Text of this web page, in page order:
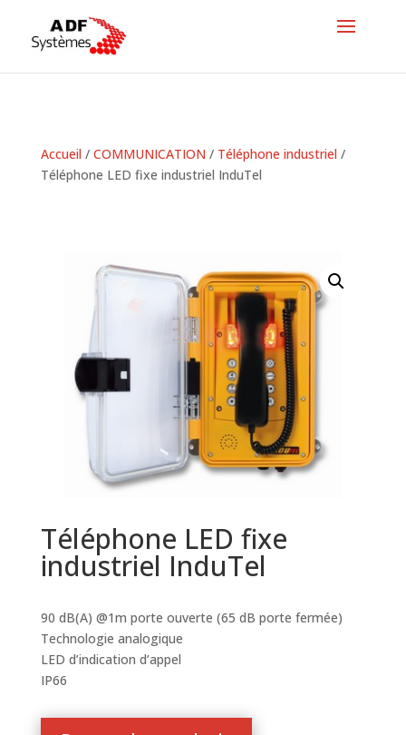
Accueil / COMMUNICATION / Téléphone industriel /
Téléphone LED fixe industriel InduTel
Téléphone LED fixe
industriel InduTel
90 dB(A) @1m porte ouverte (65 dB porte fermée)
Technologie analogique
LED d’indication d’appel
IP66